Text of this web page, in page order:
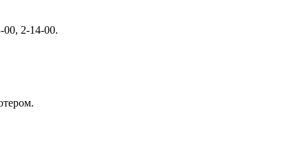
00, 2-14-00.